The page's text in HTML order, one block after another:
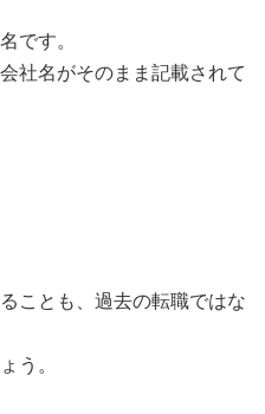
です。
名がそのまま記載されて
ことも、過去の転職ではな
う。